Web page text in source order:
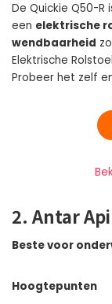
De Quickie Q50-
een elektrische
wendbaarheid
Elektrische
Probeer het zelf
2. Antar
Beste voor
Hoogtepunten